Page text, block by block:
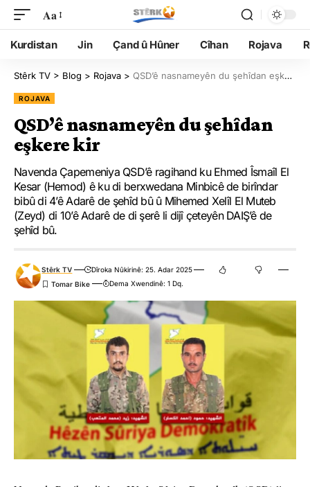
Aa
Kurdistan Jin Çand û Hûner Cîhan Rojava
Stêrk TV > Blog > Rojava > QSD’ê nasnameyên du şehîdan eşkere kir
ROJAVA
QSD’ê nasnameyên du şehîdan
eşkere kir
Navenda Çapemeniya QSD’ê ragihand ku Ehmed Îsmaîl El
Kesar (Hemod) ê ku di berxwedana Minbicê de birîndar
bibû di 4’ê Adarê de şehîd bû û Mihemed Xelîl El Muteb
(Zeyd) di 10’ê Adarê de di şerê li dijî çeteyên DAIŞ’ê de
şehîd bû.
Stêrk TV
Dîroka Nûkirinê: 25. Adar 2025
Dema Xwendinê: 1 Dq.